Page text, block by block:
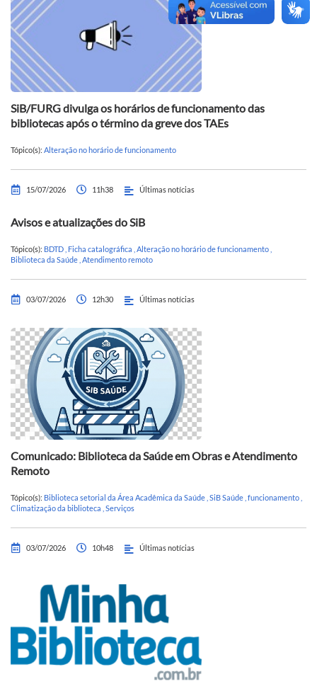
SiB/FURG divulga os horários de funcionamento das
bibliotecas após o término da greve dos TAEs
Tópico(s): Alteração no horário de funcionamento
15/07/2026 11h38 Últimas notícias
Avisos e atualizações do SiB
Tópico(s): BDTD Ficha catalográfica Alteração no horário de funcionamento
Biblioteca da Saúde Atendimento remoto
03/07/2026 12h30 Últimas notícias
Comunicado: Biblioteca da Saúde em Obras e Atendimento
Remoto
Tópico(s): Biblioteca setorial da Área Acadêmica da Saúde SiB Saúde funcionamento
Climatização da biblioteca Serviços
03/07/2026 10h48 Últimas notícias